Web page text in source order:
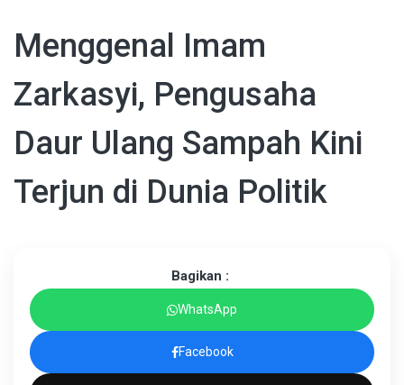
Menggenal Imam
Zarkasyi, Pengusaha
Daur Ulang Sampah Kini
Terjun di Dunia Politik
Bagikan :
WhatsApp
Facebook